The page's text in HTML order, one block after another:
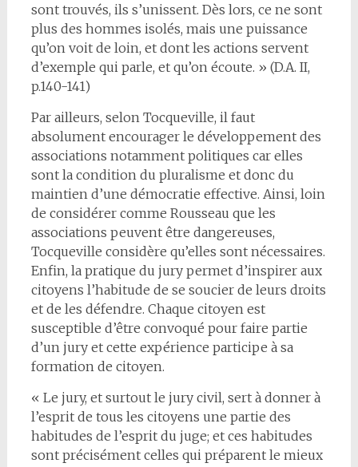
sont trouvés, ils s’unissent. Dès lors, ce ne sont
plus des hommes isolés, mais une puissance
qu’on voit de loin, et dont les actions servent
d’exemple qui parle, et qu’on écoute. » (D.A. II,
p.140-141)
Par ailleurs, selon Tocqueville, il faut
absolument encourager le développement des
associations notamment politiques car elles
sont la condition du pluralisme et donc du
maintien d’une démocratie effective. Ainsi, loin
de considérer comme Rousseau que les
associations peuvent être dangereuses,
Tocqueville considère qu’elles sont nécessaires.
Enfin, la pratique du jury permet d’inspirer aux
citoyens l’habitude de se soucier de leurs droits
et de les défendre. Chaque citoyen est
susceptible d’être convoqué pour faire partie
d’un jury et cette expérience participe à sa
formation de citoyen.
« Le jury, et surtout le jury civil, sert à donner à
l’esprit de tous les citoyens une partie des
habitudes de l’esprit du juge; et ces habitudes
sont précisément celles qui préparent le mieux